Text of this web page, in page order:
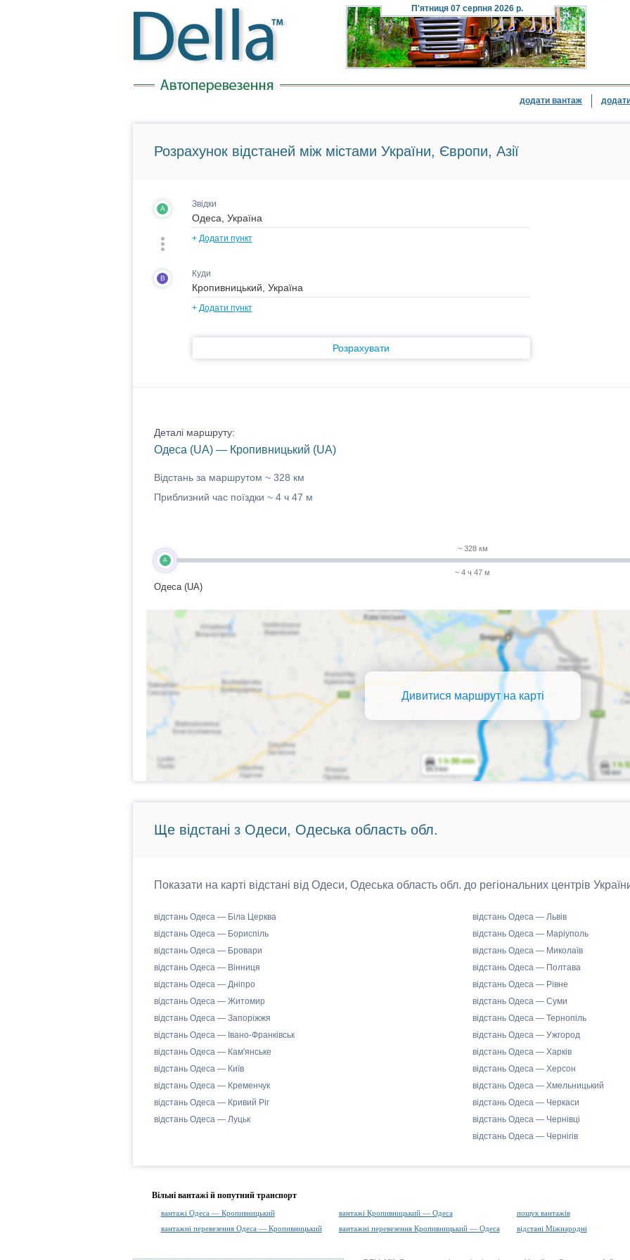
П'ятниця07 серпня 2026 р.
додати вантаж
Розрахунок відстаней між містами України, Європи, Азії
A Звідки
+ Додати пункт
B Куди
+ Додати пункт
Розрахувати
Деталі маршруту:
Одеса (UA) — Кропивницький (UA)
Відстань за маршрутом ~ 328 км
Приблизний час поїздки ~ 4 ч 47 м
A
Одеса (UA)
~ 328 км
~ 4 ч 47 м
Дивитися маршрут на карті
Ще відстані з Одеси, Одеська область обл.
Показати на карті відстані від Одеси, Одеська область обл. до регіональних центрів
відстань Одеса — Біла Церква
відстань Одеса — Бориспіль
відстань Одеса — Бровари
відстань Одеса — Вінниця
відстань Одеса — Дніпро
відстань Одеса — Житомир
відстань Одеса — Запоріжжя
відстань Одеса — Івано-Франківськ
відстань Одеса — Кам'янське
відстань Одеса — Київ
відстань Одеса — Кременчук
відстань Одеса — Кривий Ріг
відстань Одеса — Луцьк
відстань Одеса — Львів
відстань Одеса — Маріуполь
відстань Одеса — Миколаїв
відстань Одеса — Полтава
відстань Одеса — Рівне
відстань Одеса — Суми
відстань Одеса — Тернопіль
відстань Одеса — Ужгород
відстань Одеса — Харків
відстань Одеса — Херсон
відстань Одеса — Хмельницький
відстань Одеса — Черкаси
відстань Одеса — Чернівці
відстань Одеса — Чернігів
Вільні вантажі й попутний транспорт
вантажі Одеса — Кропивницький вантажі Кропивницький — Одеса
пошук вантажів
вантажні перевезення Одеса — Кропивницький
вантажні перевезення Кропивницький — Одеса відстані Міжнародні